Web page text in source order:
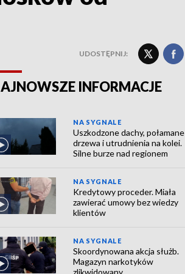
UDOSTĘPNIJ:
INFORMACJE
NA SYGNALE
Uszkodzone dachy, połamane
drzewa i utrudnienia na kolei.
Silne burze nad regionem
NA SYGNALE
Kredytowy proceder. Miała
zawierać umowy bez wiedzy
klientów
NA SYGNALE
Skoordynowana akcja służb.
Magazyn narkotyków
zlikwidowany